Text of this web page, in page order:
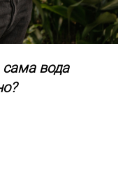
сама вода